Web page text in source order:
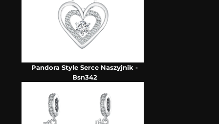
Pandora Style Serce Naszyjnik -
Bsn342